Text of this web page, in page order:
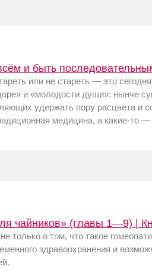
и быть
или не стареть — это
и «молодости души»: нынче
удержать пору расцвета и
медицина, а какие-то —
чайников» (главы 1—9) |
только о том, что такое
здравоохранения и